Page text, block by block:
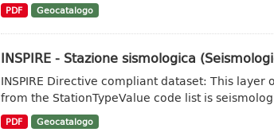
PDF Geocatalogo
INSPIRE - Stazione sismologica
INSPIRE Directive compliant dataset: This
from the StationTypeValue code list is
PDF Geocatalogo